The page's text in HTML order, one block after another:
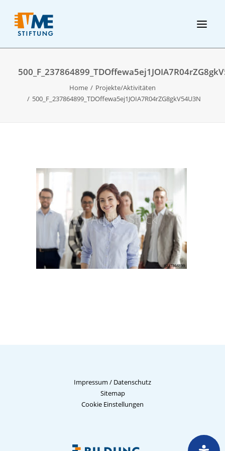
Home
Projekte/Aktivitäten
500_F_237864899_TDOffewa5ej1JOIA7R04rZG8gkV54U3N
Impressum / Datenschutz
Sitemap
Cookie Einstellungen